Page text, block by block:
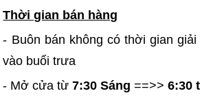
Thời gian bán hàng
- Buôn bán không có thời gian
vào buổi trưa
- Mở cửa từ7:30 Sáng ==>> 6:30